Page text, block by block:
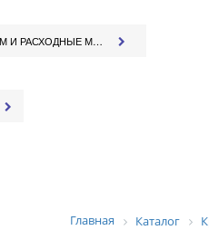
ОСНАСТКА К ИНСТРУМЕНТАМ И РАСХОДНЫЕ МАТЕРИАЛЫ
Главная Каталог